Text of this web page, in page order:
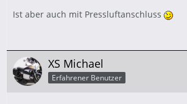
Ist aber auch mit Pressluftanschluss
XS Michael
Erfahrener Benutzer